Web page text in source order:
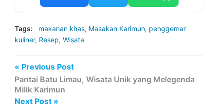
Tags: makanan khas, Masakan Karimun, penggemar
kuliner, Resep, Wisata
« Previous Post
Pantai Batu Limau, Wisata Unik yang Melegenda
Milik Karimun
Next Post »